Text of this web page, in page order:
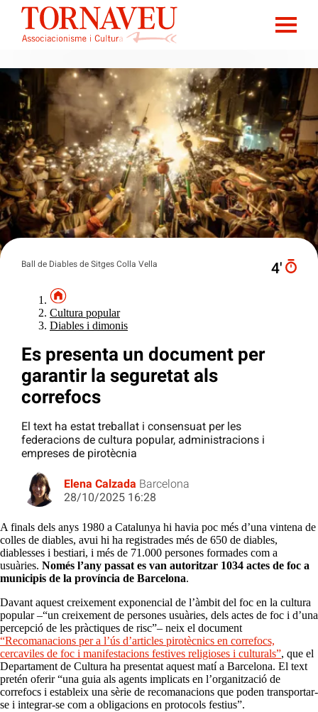
Ball de Diables de Sitges Colla Vella 4′
Cultura popular
Diables i dimonis
Es presenta un document per
garantir la seguretat als
correfocs
El text ha estat treballat i consensuat per les
federacions de cultura popular, administracions i
empreses de pirotècnia
Elena Calzada Barcelona
28/10/2025 16:28
A finals dels anys 1980 a Catalunya hi havia poc més d’una vintena de
colles de diables, avui hi ha registrades més de 650 de diables,
diablesses i bestiari, i més de 71.000 persones formades com a
usuàries. Només l’any passat es van autoritzar 1034 actes de foc a
municipis de la província de Barcelona.
Davant aquest creixement exponencial de l’àmbit del foc en la cultura
popular –“un creixement de persones usuàries, dels actes de foc i d’una
percepció de les pràctiques de risc”– neix el document
“Recomanacions per a l’ús d’articles pirotècnics en correfocs,
cercaviles de foc i manifestacions festives religioses i culturals”, que el
Departament de Cultura ha presentat aquest matí a Barcelona. El text
pretén oferir “una guia als agents implicats en l’organització de
correfocs i estableix una sèrie de recomanacions que poden transportar-
se i integrar-se com a obligacions en protocols festius”.